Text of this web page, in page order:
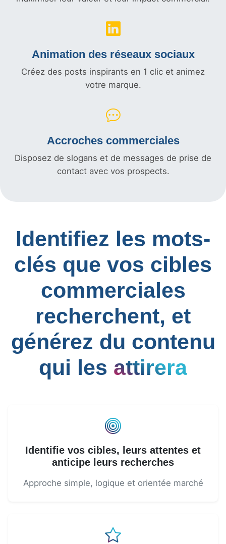
Animation des réseaux sociaux
Créez des posts inspirants en 1 clic et animez
votre marque.
Accroches commerciales
Disposez de slogans et de messages de prise de
contact avec vos prospects.
Identifiez les mots-
clés que vos cibles
commerciales
recherchent, et
générez du contenu
qui les attirera
Identifie vos cibles, leurs attentes et
anticipe leurs recherches
Approche simple, logique et orientée marché